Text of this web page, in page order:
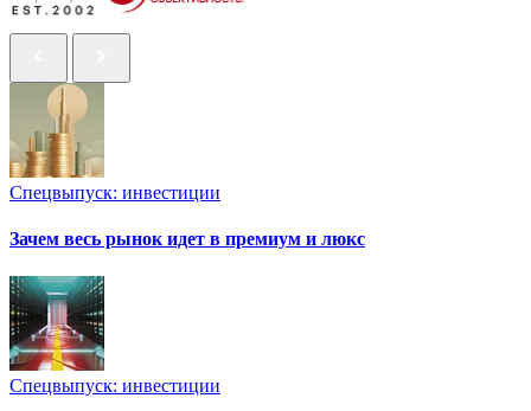
Спецвыпуск: инвестиции
Зачем весь рынок идет в премиум и люкс
Спецвыпуск: инвестиции